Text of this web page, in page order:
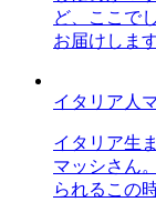
ど、ここで
お届けします
イタリア人
イタリア生
マッシさん
られるこの